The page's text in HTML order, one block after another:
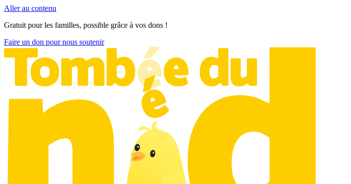
Aller au contenu
Gratuit pour les familles, possible grâce à vos dons !
Faire un don pour nous soutenir